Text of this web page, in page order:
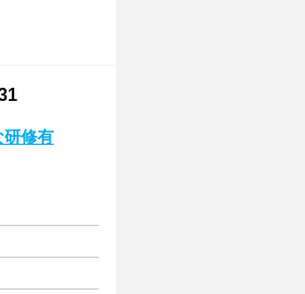
研修有